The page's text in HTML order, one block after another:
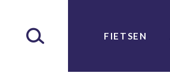
FIETSEN